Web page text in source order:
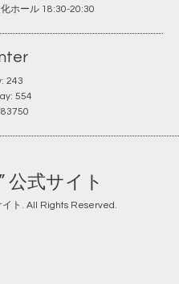
ホール 18:30-20:30
243
554
公式サイト
ト . All Rights Reserved.